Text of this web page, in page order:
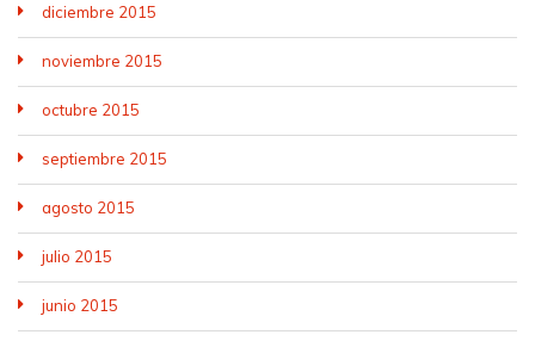
diciembre 2015
noviembre 2015
octubre 2015
septiembre 2015
agosto 2015
julio 2015
junio 2015